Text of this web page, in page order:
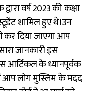
द्वारा वर्ष 2023 की कक्षा
शामिल हुए थे।उन
दिया जाएगा आप
जानकारी इस
आर्टिकल के ध्यानपूर्वक
लोग मुस्लिम के मदद